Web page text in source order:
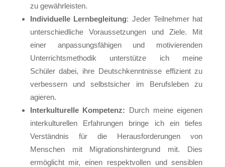
zu gewährleisten.
Individuelle Lernbegleitung: Jeder Teilnehmer hat
unterschiedliche Voraussetzungen und Ziele. Mit
einer anpassungsfähigen und motivierenden
Unterrichtsmethodik unterstütze ich meine
Schüler dabei, ihre Deutschkenntnisse effizient zu
verbessern und selbstsicher im Berufsleben zu
agieren.
Interkulturelle Kompetenz: Durch meine eigenen
interkulturellen Erfahrungen bringe ich ein tiefes
Verständnis für die Herausforderungen von
Menschen mit Migrationshintergrund mit. Dies
ermöglicht mir, einen respektvollen und sensiblen